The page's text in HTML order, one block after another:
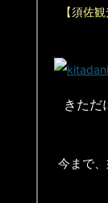
【須佐
きただ
今まで